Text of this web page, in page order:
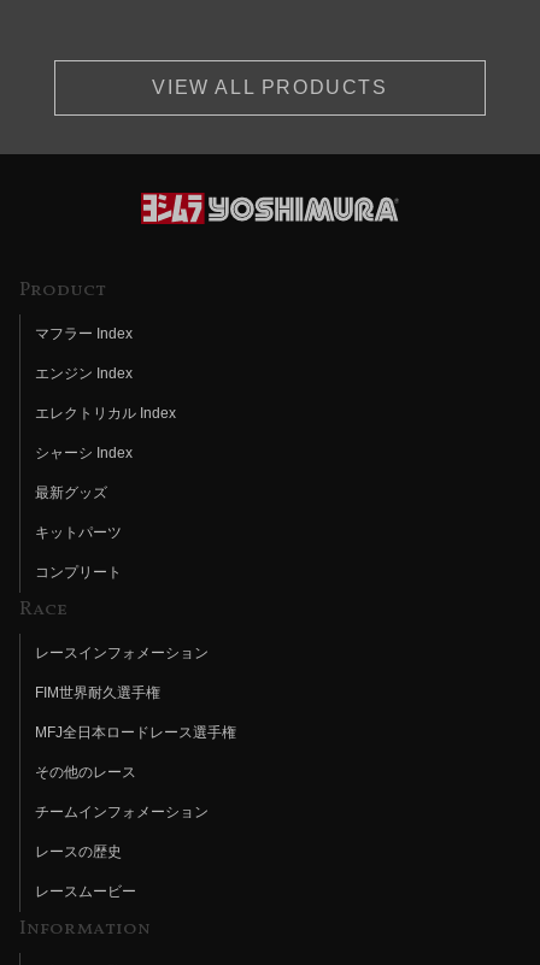
VIEW ALL PRODUCTS
Product
マフラー Index
エンジン Index
エレクトリカル Index
シャーシ Index
最新グッズ
キットパーツ
コンプリート
Race
レースインフォメーション
FIM世界耐久選手権
MFJ全日本ロードレース選手権
その他のレース
チームインフォメーション
レースの歴史
レースムービー
Information